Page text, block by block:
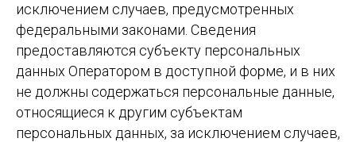
исключением случаев, предусмотренных
федеральными законами. Сведения
предоставляются субъекту персональных
данных Оператором в доступной форме, и в них
не должны содержаться персональные данные,
относящиеся к другим субъектам
персональных данных, за исключением случаев,